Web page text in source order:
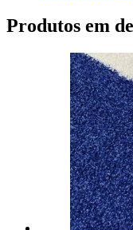
Produtos em